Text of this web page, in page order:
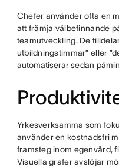
Chefer använder ofta en
att främja välbefinnande
teamutveckling. De
utbildningstimmar” eller
automatiserarsedan
Yrkesverksamma som
använder en kostnadsfri
framsteg inom egenvård,
Visuella grafer avslöjar